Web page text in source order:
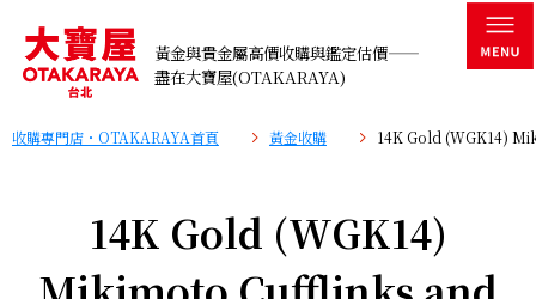
黃金與貴金屬高價收購與鑑定估價——
盡在大寶屋(OTAKARAYA)
收購專門店・OTAKARAYA首頁 黃金收購 14K Gold (WGK14)
14K Gold (WGK14)